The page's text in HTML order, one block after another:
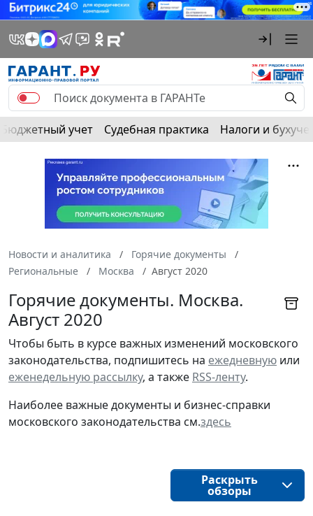
Бюджетный учет Судебная практика Налоги и
Новости и аналитика
Горячие документы
Региональные
Москва Август 2020
Горячие документы. Москва.
Август 2020
Чтобы быть в курсе важных изменений московского
законодательства, подпишитесь на ежедневную или
еженедельную рассылку, а также RSS-ленту.
Наиболее важные документы и бизнес-справки
московского законодательства см.здесь
Раскрыть
обзоры